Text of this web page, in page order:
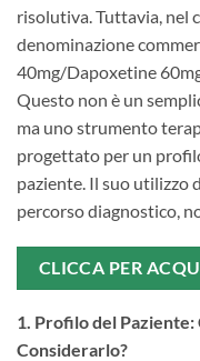
risolutiva. Tuttavia, nel
denominazione
40mg/Dapoxetine
Questo non è un
ma uno strumento
progettato per un
paziente. Il suo utilizzo
percorso diagnostico,
CLICCA PER
1. Profilo del
Considerarlo?